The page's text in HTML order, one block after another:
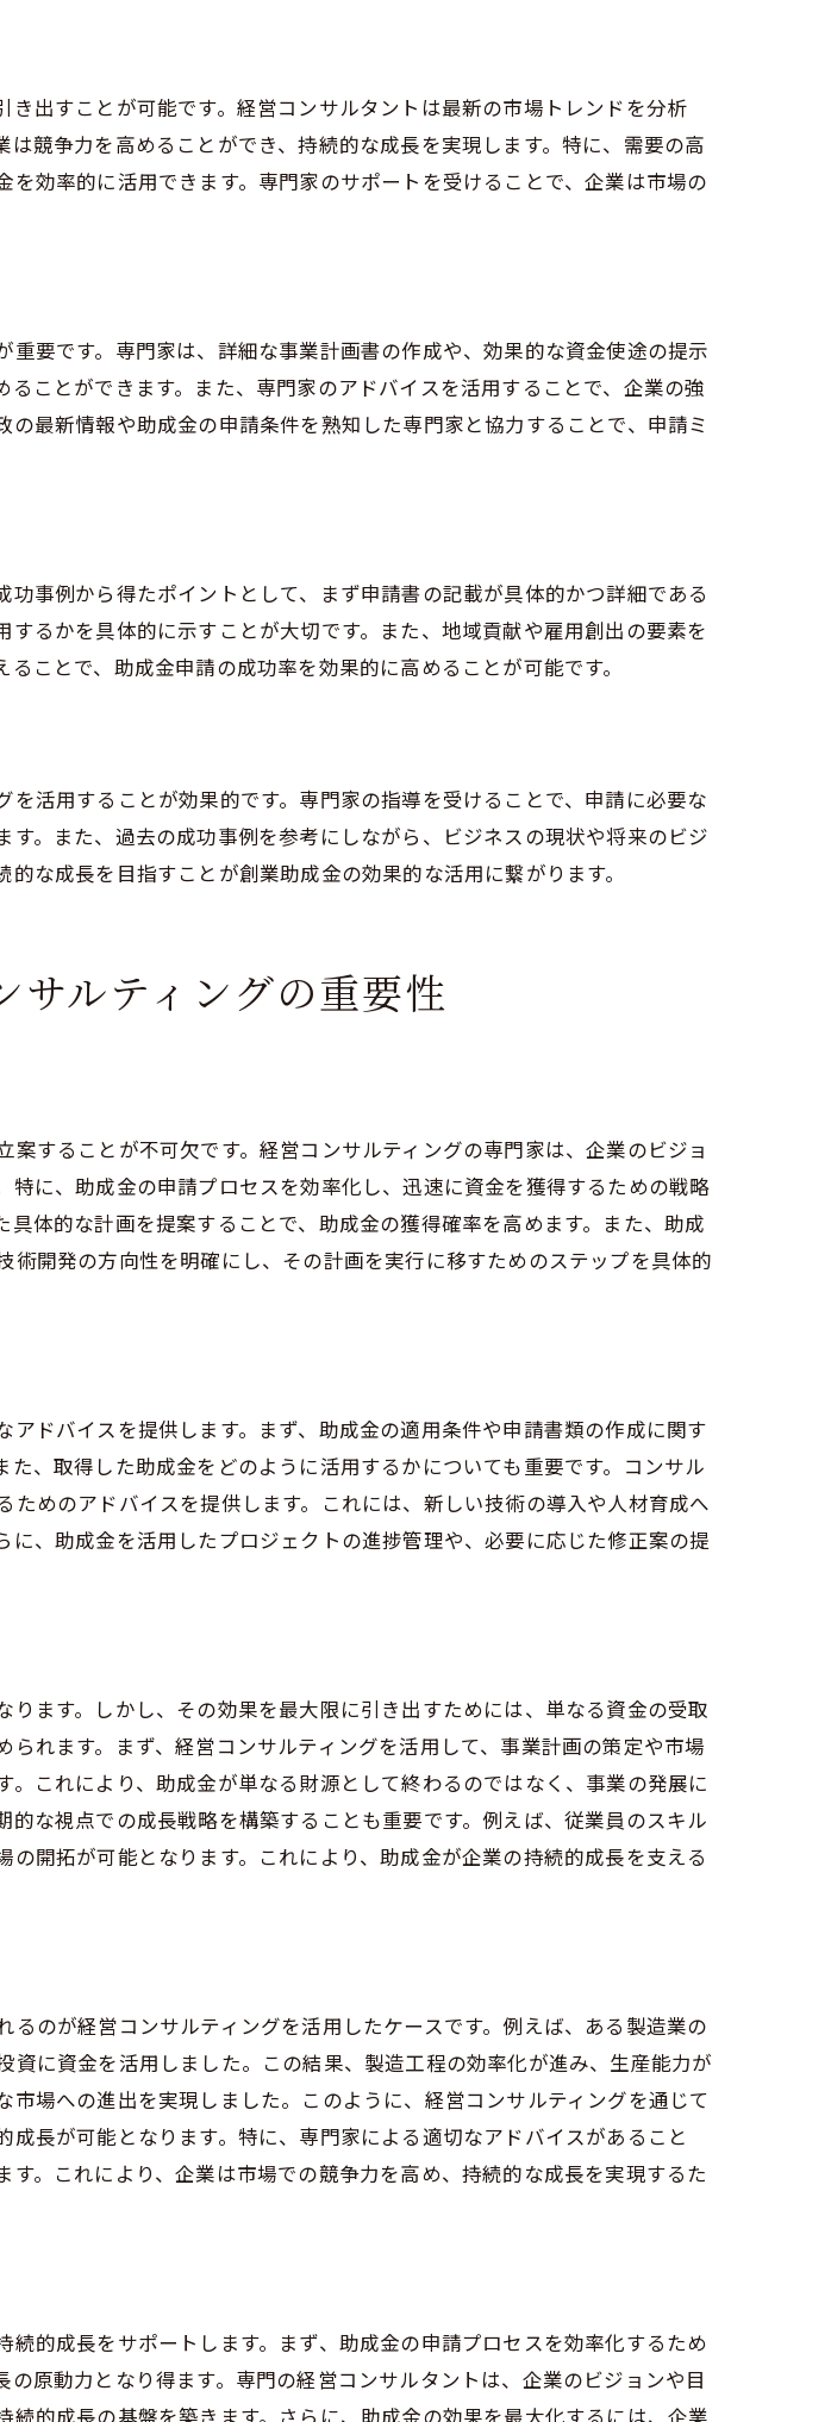
業助成金を効果的に活用する戦略
めの重要な要素
申請プロセスの効率化
シナリオ作成
えるべき助成金活用のポイント
の構築
経営コンサルティングのノウハウ
べき要点
ぶ助成金活用法
とフィードバック
業助成金活用の新たな視点
値を加える方法
レンドと変化
のビジョン
事例
活用法
可能性
未来のビジネス戦略
業助成金で持続的成長を実現する方法
金の使い方
ニタリング
する持続的成長プラン
続可能なビジネスモデル
出すことが可能です。経営コンサルタントは最新の市場トレンドを分析
競争力を高めることができ、持続的な成長を実現します。特に、需要の高
効率的に活用できます。専門家のサポートを受けることで、企業は市場の
要です。専門家は、詳細な事業計画書の作成や、効果的な資金使途の提示
ことができます。また、専門家のアドバイスを活用することで、企業の強
最新情報や助成金の申請条件を熟知した専門家と協力することで、申請ミ
事例から得たポイントとして、まず申請書の記載が具体的かつ詳細である
るかを具体的に示すことが大切です。また、地域貢献や雇用創出の要素を
ことで、助成金申請の成功率を効果的に高めることが可能です。
活用することが効果的です。専門家の指導を受けることで、申請に必要な
。また、過去の成功事例を参考にしながら、ビジネスの現状や将来のビジ
な成長を目指すことが創業助成金の効果的な活用に繋がります。
ルティングの重要性
することが不可欠です。経営コンサルティングの専門家は、企業のビジョ
に、助成金の申請プロセスを効率化し、迅速に資金を獲得するための戦略
体的な計画を提案することで、助成金の獲得確率を高めます。また、助成
開発の方向性を明確にし、その計画を実行に移すためのステップを具体的
ドバイスを提供します。まず、助成金の適用条件や申請書類の作成に関す
、取得した助成金をどのように活用するかについても重要です。コンサル
めのアドバイスを提供します。これには、新しい技術の導入や人材育成へ
、助成金を活用したプロジェクトの進捗管理や、必要に応じた修正案の提
ます。しかし、その効果を最大限に引き出すためには、単なる資金の受取
れます。まず、経営コンサルティングを活用して、事業計画の策定や市場
これにより、助成金が単なる財源として終わるのではなく、事業の発展に
な視点での成長戦略を構築することも重要です。例えば、従業員のスキル
開拓が可能となります。これにより、助成金が企業の持続的成長を支える
のが経営コンサルティングを活用したケースです。例えば、ある製造業の
に資金を活用しました。この結果、製造工程の効率化が進み、生産能力が
場への進出を実現しました。このように、経営コンサルティングを通じて
長が可能となります。特に、専門家による適切なアドバイスがあること
。これにより、企業は市場での競争力を高め、持続的な成長を実現するた
的成長をサポートします。まず、助成金の申請プロセスを効率化するため
原動力となり得ます。専門の経営コンサルタントは、企業のビジョンや目
的成長の基盤を築きます。さらに、助成金の効果を最大化するには、企業